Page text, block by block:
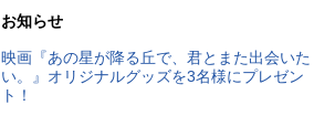
お知らせ
映画『あの星が降る丘で、君とまた出会いた
い。』オリジナルグッズを3名様にプレゼン
ト！